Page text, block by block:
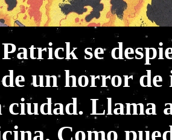
se
un horror de
ciudad. Llama